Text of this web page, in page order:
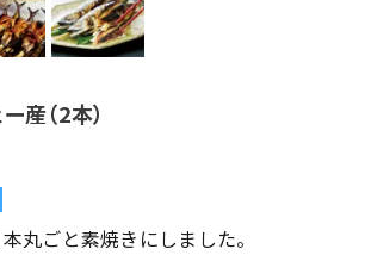
産（2本）
丸ごと素焼きにしました。